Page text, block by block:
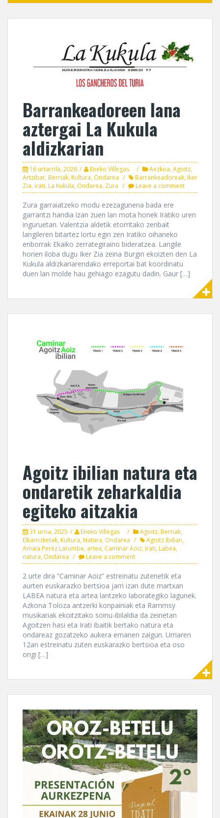
Barrankeadoreen lana
aztergai La Kukula
aldizkarian
16 urtarrila, 2026 Eneko Villegas Aezkoa,Agoitz,
Artzibar,Berriak,Kultura, Ondarea Barrankeadoreak,Iker
Zia,irati,La Kukula, Ondarea, Zura Leave a comment
Zura garraiatzeko modu ezezagunena bada ere
garrantzi handia izan zuen lan mota honek Iratiko uren
inguruetan. Valentzia aldetik etorritako zenbait
langileren bitartez lortu egin zen Iratiko oihaneko
enborrak Ekaiko zerrategiraino bideratzea. Langile
horien iloba dugu Iker Zia zeina Burgin ekoizten den La
Kukula aldizkariarendako erreportai bat koordinatu
duen lan molde hau gehiago ezagutu dadin. Gaur […]
Agoitz ibilian natura eta
ondaretik zeharkaldia
egiteko aitzakia
31 urria, 2025 Eneko Villegas Agoitz,Berriak,
Elkarrizketak,Kultura,Natura, Ondarea Agoitz Ibilian,
Amaia Perez Larumbe, artea, Caminar Aoiz,irati,Labea,
natura, Ondarea Leave a comment
2 urte dira “Caminar Aoiz” estreinatu zutenetik eta
aurten euskarazko bertsioa jarri izan dute martxan
LABEA natura eta artea lantzeko laborategiko lagunek.
Azkona Toloza antzerki konpainiak eta Rammsy
musikariak ekoitzitako soinu-ibilaldia da zeinetan
Agoitzen hasi eta Irati ibaitik bertako natura eta
ondareaz gozatzeko aukera emanen zaigun. Urriaren
12an estreinatu zuten euskarazko bertsioa eta oso
ongi […]